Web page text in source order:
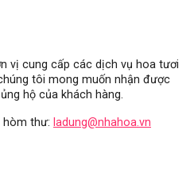
vị cung cấp các dịch vụ hoa tươi
tôi mong muốn nhận được
hộ của khách hàng.
hòm thư: ladung@nhahoa.vn